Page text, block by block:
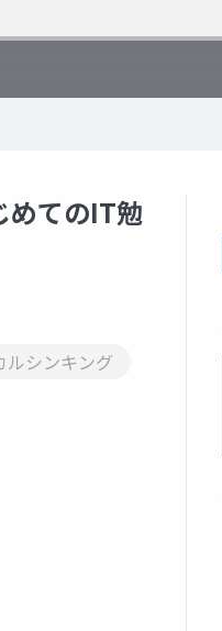
めてのIT勉
ルシンキング